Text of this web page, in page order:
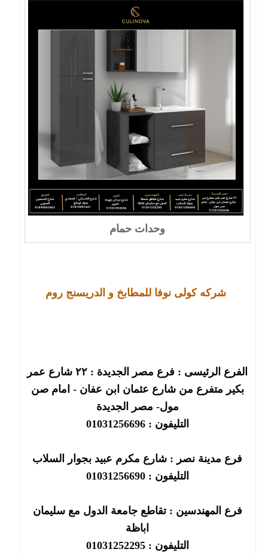
وحدات حمام
شركه كولى نوفا للمطابخ و الدريسنج روم
الفرع الرئيسى : فرع مصر الجديدة : ٢٢ شارع عمر
بكير متفرع من شارع عثمان ابن عفان - امام صن
مول- مصر الجديدة
التليفون : 01031256696
فرع مدينة نصر : شارع مكرم عبيد بجوار السلاب
التليفون : 01031256690
فرع المهندسين : تقاطع جامعة الدول مع سليمان
اباظة
التليفون : 01031252295